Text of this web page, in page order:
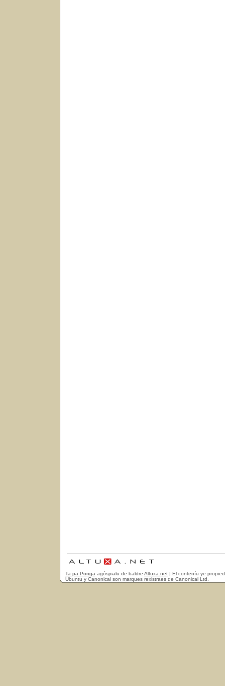
Ta pa Ponga agóspialu de baldre Altuxa.net | El conteníu ye
Ubuntu y Canonical son marques rexistraes de Canonical Ltd.